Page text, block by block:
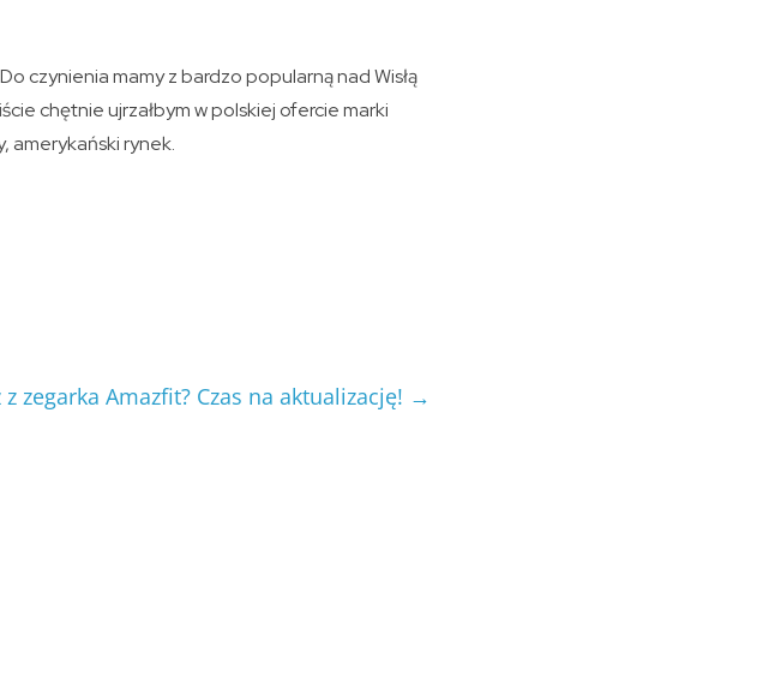
czynienia mamy z bardzo popularną nad Wisłą
chętnie ujrzałbym w polskiej ofercie marki
amerykański rynek.
z zegarka Amazfit? Czas na aktualizację! →